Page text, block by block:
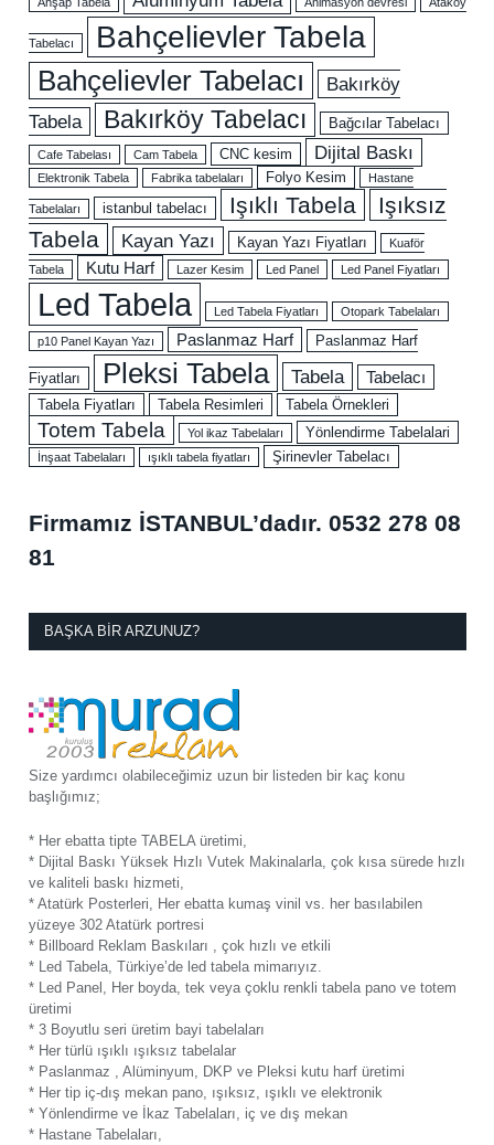
Tabelacı Bahçelievler Tabela
Bahçelievler Tabelacı
Bakırköy
Tabela
Bakırköy Tabelacı Bağcılar Tabelacı
Cafe Tabelası Cam Tabela CNC kesim Dijital Baskı
Elektronik Tabela Fabrika tabelaları Folyo Kesim Hastane
Tabelaları istanbul tabelacı Işıklı Tabela
Işıksız
Tabela
Kayan Yazı Kayan Yazı Fiyatları
Kuaför
Tabela
Kutu Harf Lazer Kesim Led Panel Led Panel Fiyatları
Led Tabela Led Tabela Fiyatları Otopark Tabelaları
p10 Panel Kayan Yazı Paslanmaz Harf Paslanmaz Harf
Fiyatları Pleksi Tabela Tabela Tabelacı
Tabela Fiyatları Tabela Resimleri Tabela Örnekleri
Totem Tabela Yol ikaz Tabelaları Yönlendirme Tabelalari
İnşaat Tabelaları ışıklı tabela fiyatları Şirinevler Tabelacı
Firmamız İSTANBUL’dadır. 0532 278 08
81
BAŞKA BIR ARZUNUZ?
Size yardımcı olabileceğimiz uzun bir listeden bir kaç konu
başlığımız;
* Her ebatta tipte TABELA üretimi,
* Dijital Baskı Yüksek Hızlı Vutek Makinalarla, çok kısa sürede hızlı
ve kaliteli baskı hizmeti,
* Atatürk Posterleri, Her ebatta kumaş vinil vs. her basılabilen
yüzeye 302 Atatürk portresi
* Billboard Reklam Baskıları , çok hızlı ve etkili
* Led Tabela, Türkiye’de led tabela mimarıyız.
* Led Panel, Her boyda, tek veya çoklu renkli tabela pano ve totem
üretimi
* 3 Boyutlu seri üretim bayi tabelaları
* Her türlü ışıklı ışıksız tabelalar
* Paslanmaz , Alüminyum, DKP ve Pleksi kutu harf üretimi
* Her tip iç-dış mekan pano, ışıksız, ışıklı ve elektronik
* Yönlendirme ve İkaz Tabelaları, iç ve dış mekan
* Hastane Tabelaları,